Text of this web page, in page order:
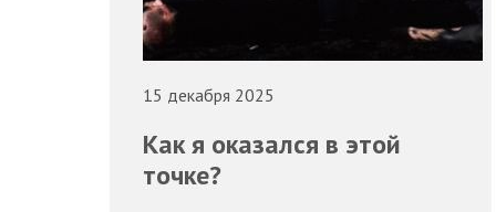
15 декабря 2025
Как я оказался в этой
точке?